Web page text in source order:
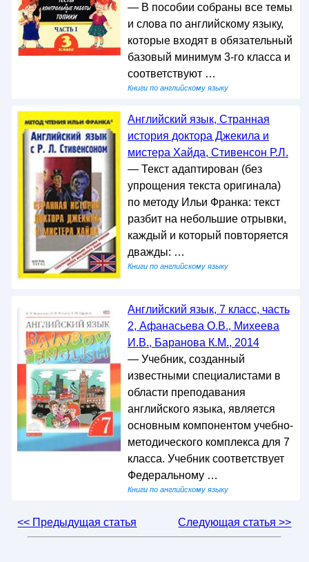
— В пособии собраны все темы
и слова по английскому языку,
которые входят в обязательный
базовый минимум 3-го класса и
соответствуют …
Книги по английскому языку
Английский язык, Странная
история доктора Джекила и
мистера Хайда, Стивенсон Р.Л.
— Текст адаптирован (без
упрощения текста оригинала)
по методу Ильи Франка: текст
разбит на небольшие отрывки,
каждый и который повторяется
дважды: …
Книги по английскому языку
Английский язык, 7 класс, часть
2, Афанасьева О.В., Михеева
И.В., Баранова К.М., 2014
— Учебник, созданный
известными специалистами в
области преподавания
английского языка, является
основным компонентом учебно-
методического комплекса для 7
класса. Учебник соответствует
Федеральному …
Книги по английскому языку
<< Предыдущая статья Следующая статья >>